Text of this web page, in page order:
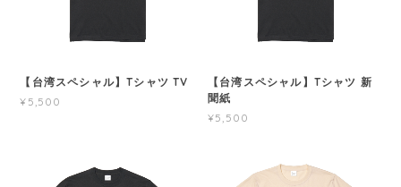
【台湾スペシャル】Tシャツ TV
¥5,500
【台湾スペシャル】Tシャツ 新
聞紙
¥5,500